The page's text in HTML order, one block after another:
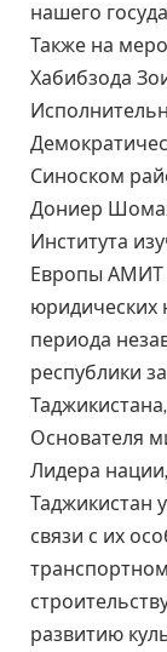
нашего
Также на
Хабибзода
Синоском
Дониер
Института
Европы АМИТ
юридических
периода
республики
Основателя
Лидера
Таджикистан
связи с их
развитию